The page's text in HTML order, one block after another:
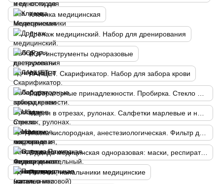
Клеенка медицинская
Дренаж медицинский. Набор для дренирования
ЛОР-инструменты одноразовые
ЛАНЦЕТ. Скарификатор. Набор для забора крови
Одежда медицинская одноразовая: маски, респираторы, бахилы, халаты, шапочки и т.п.
Пипетки, напальчники медицинские